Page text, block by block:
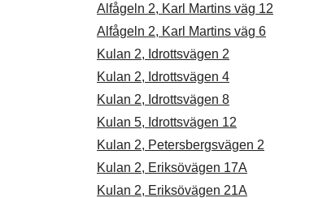
Alfågeln 2, Karl Martins väg 12
Alfågeln 2, Karl Martins väg 6
Kulan 2, Idrottsvägen 2
Kulan 2, Idrottsvägen 4
Kulan 2, Idrottsvägen 8
Kulan 5, Idrottsvägen 12
Kulan 2, Petersbergsvägen 2
Kulan 2, Eriksövägen 17A
Kulan 2, Eriksövägen 21A